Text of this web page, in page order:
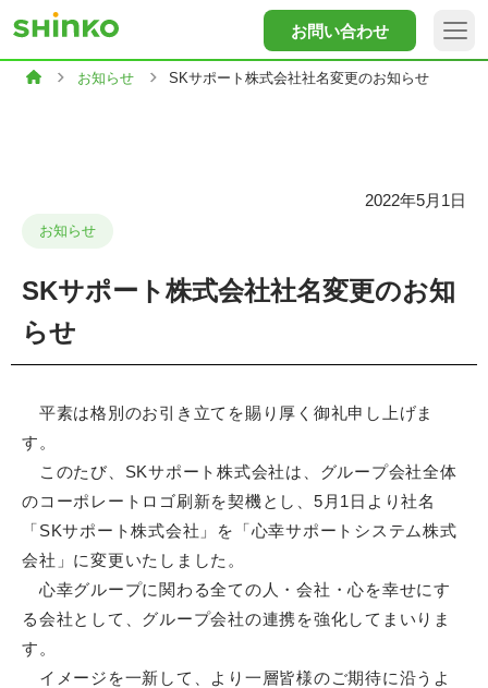
お問い合わせ
お知らせ SKサポート株式会社社名変更のお知らせ
2022年5月1日
お知らせ
SKサポート株式会社社名変更のお知
らせ
平素は格別のお引き立てを賜り厚く御礼申し上げま
す。
このたび、SKサポート株式会社は、グループ会社全体
のコーポレートロゴ刷新を契機とし、5月1日より社名
「SKサポート株式会社」を「心幸サポートシステム株式
会社」に変更いたしました。
心幸グループに関わる全ての人・会社・心を幸せにす
る会社として、グループ会社の連携を強化してまいりま
す。
イメージを一新して、より一層皆様のご期待に沿うよ